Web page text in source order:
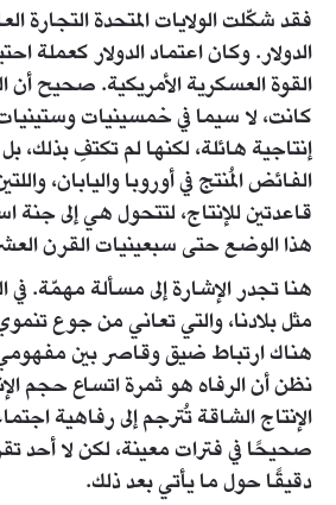
فقد شكّلت الولايات المتحدة التجارة
الدولار. وكان اعتماد الدولار كعملة
القوة العسكرية الأمريكية. صحيح أن
كانت، لا سيما في خمسينيات
إنتاجية هائلة، لكنها لم تكتفِ
الفائض المُنتج في أوروبا واليابان،
قاعدتين للإنتاج، لتتحول هي إلى جنة
هذا الوضع حتى سبعينيات القرن
هنا تجدر الإشارة إلى مسألة مهمّة. في
مثل بلادنا، والتي تعاني من جوع
هناك ارتباط ضيق وقاصر بين مفهومي
نظن أن الرفاه هو ثمرة اتساع حجم
الإنتاج الشاقة تُترجم إلى رفاهية
صحيحًا في فترات معينة، لكن لا أحد
دقيقًا حول ما يأتي بعد ذلك.